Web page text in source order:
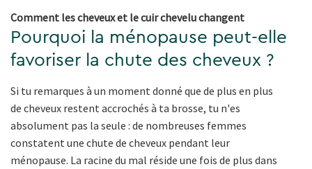
Comment les cheveux et le cuir chevelu changent
Pourquoi la ménopause peut-elle
favoriser la chute des cheveux ?
Si tu remarques à un moment donné que de plus en plus
de cheveux restent accrochés à ta brosse, tu n'es
absolument pas la seule : de nombreuses femmes
constatent une chute de cheveux pendant leur
ménopause. La racine du mal réside une fois de plus dans